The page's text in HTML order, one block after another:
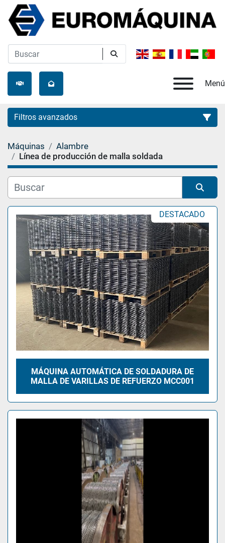
Menú
Filtros avanzados
Categoría
Fabricante
Máquinas
Alambre
Línea de producción de malla soldada
Ordenar por DESTACADO
MÁQUINA AUTOMÁTICA DE SOLDADURA DE
MALLA DE VARILLAS DE REFUERZO MCC001